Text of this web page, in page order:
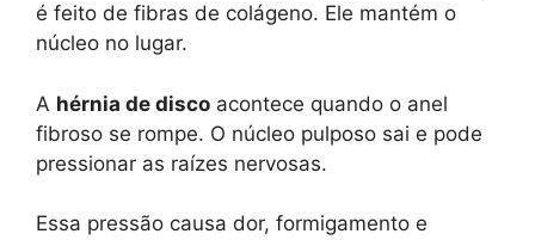
é feito de fibras de colágeno. Ele mantém o
núcleo no lugar.
A hérnia de disco acontece quando o anel
fibroso se rompe. O núcleo pulposo sai e pode
pressionar as raízes nervosas.
Essa pressão causa dor, formigamento e